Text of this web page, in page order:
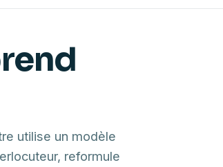
utilise un modèle
reformule